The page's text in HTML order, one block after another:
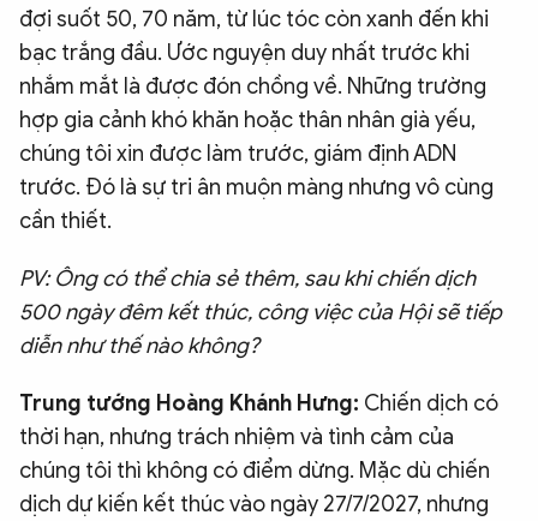
đợi suốt 50, 70 năm, từ lúc tóc còn xanh đến khi
bạc trắng đầu. Ước nguyện duy nhất trước khi
nhắm mắt là được đón chồng về. Những trường
hợp gia cảnh khó khăn hoặc thân nhân già yếu,
chúng tôi xin được làm trước, giám định ADN
trước. Đó là sự tri ân muộn màng nhưng vô cùng
cần thiết.
PV: Ông có thể chia sẻ thêm, sau khi chiến dịch
500 ngày đêm kết thúc, công việc của Hội sẽ tiếp
diễn như thế nào không?
Trung tướng Hoàng Khánh Hưng: Chiến dịch có
thời hạn, nhưng trách nhiệm và tình cảm của
chúng tôi thì không có điểm dừng. Mặc dù chiến
dịch dự kiến kết thúc vào ngày 27/7/2027, nhưng